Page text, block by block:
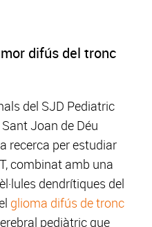
difús del tronc
del SJD Pediatric
Joan de Déu
recerca per estudiar
combinat amb una
dendrítiques del
glioma difús de tronc
pediàtric que